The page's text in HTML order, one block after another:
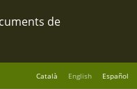
Català English Español